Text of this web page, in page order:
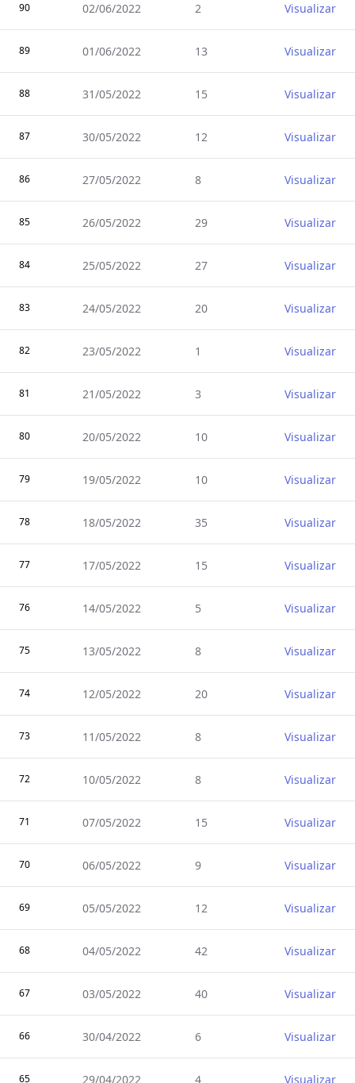
90 02/06/2022 2 Visualizar
89 01/06/2022 13 Visualizar
88 31/05/2022 15 Visualizar
87 30/05/2022 12 Visualizar
86 27/05/2022 8 Visualizar
85 26/05/2022 29 Visualizar
84 25/05/2022 27 Visualizar
83 24/05/2022 20 Visualizar
82 23/05/2022 1 Visualizar
81 21/05/2022 3 Visualizar
80 20/05/2022 10 Visualizar
79 19/05/2022 10 Visualizar
78 18/05/2022 35 Visualizar
77 17/05/2022 15 Visualizar
76 14/05/2022 5 Visualizar
75 13/05/2022 8 Visualizar
74 12/05/2022 20 Visualizar
73 11/05/2022 8 Visualizar
72 10/05/2022 8 Visualizar
71 07/05/2022 15 Visualizar
70 06/05/2022 9 Visualizar
69 05/05/2022 12 Visualizar
68 04/05/2022 42 Visualizar
67 03/05/2022 40 Visualizar
66 30/04/2022 6 Visualizar
65 29/04/2022 4 Visualizar